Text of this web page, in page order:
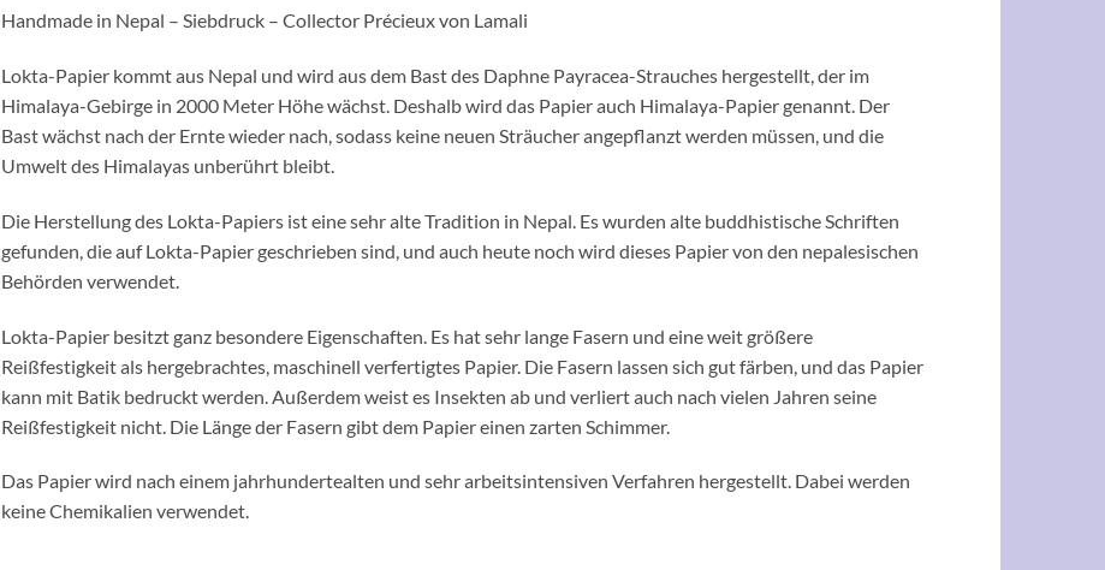
Handmade in Nepal – Siebdruck – Collector Précieux von Lamali
Lokta-Papier kommt aus Nepal und wird aus dem Bast des Daphne Payracea-Strauches hergestellt, der im
Himalaya-Gebirge in 2000 Meter Höhe wächst. Deshalb wird das Papier auch Himalaya-Papier genannt. Der
Bast wächst nach der Ernte wieder nach, sodass keine neuen Sträucher angepflanzt werden müssen, und die
Umwelt des Himalayas unberührt bleibt.
Die Herstellung des Lokta-Papiers ist eine sehr alte Tradition in Nepal. Es wurden alte buddhistische Schriften
gefunden, die auf Lokta-Papier geschrieben sind, und auch heute noch wird dieses Papier von den nepalesischen
Behörden verwendet.
Lokta-Papier besitzt ganz besondere Eigenschaften. Es hat sehr lange Fasern und eine weit größere
Reißfestigkeit als hergebrachtes, maschinell verfertigtes Papier. Die Fasern lassen sich gut färben, und das Papier
kann mit Batik bedruckt werden. Außerdem weist es Insekten ab und verliert auch nach vielen Jahren seine
Reißfestigkeit nicht. Die Länge der Fasern gibt dem Papier einen zarten Schimmer.
Das Papier wird nach einem jahrhundertealten und sehr arbeitsintensiven Verfahren hergestellt. Dabei werden
keine Chemikalien verwendet.